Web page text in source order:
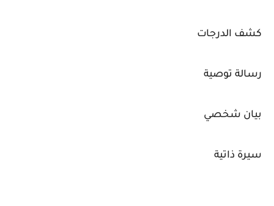
كشف الدرجات
رسالة توصية
بيان شخصي
سيرة ذاتية